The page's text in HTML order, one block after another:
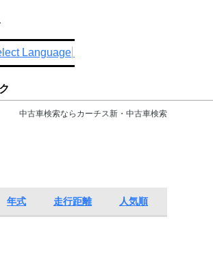
Language
中古車検索ならカーチス新・中古車検索
年式 走行距離 人気順